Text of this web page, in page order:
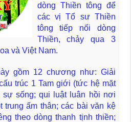
dòng Thiền tông để
các vị Tổ sư Thiền
tông tiếp nối dòng
Thiền, chảy qua 3
và Việt Nam.
gồm 12 chương như: Giải
trúc 1 Tam giới (tức hệ mặt
sự sống; qui luật luân hồi nơi
trung ấm thân; các bài văn kệ
theo dòng thanh tịnh thiền;